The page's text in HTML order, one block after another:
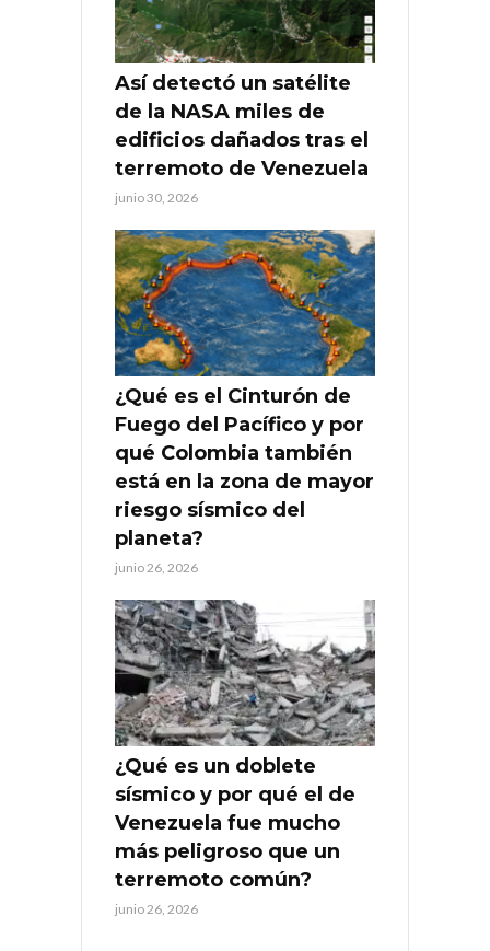
Así detectó un satélite
de la NASA miles de
edificios dañados tras el
terremoto de Venezuela
junio 30, 2026
¿Qué es el Cinturón de
Fuego del Pacífico y por
qué Colombia también
está en la zona de mayor
riesgo sísmico del
planeta?
junio 26, 2026
¿Qué es un doblete
sísmico y por qué el de
Venezuela fue mucho
más peligroso que un
terremoto común?
junio 26, 2026